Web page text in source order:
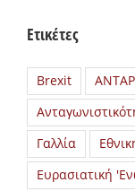
Ετικέτες
Brexit
Γαλλία
Ευρασιατική